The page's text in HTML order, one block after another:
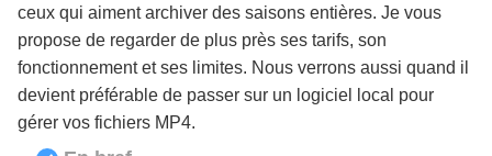
Questions fréquentes
Conclusion et recommandation
ceux qui aiment archiver des saisons entières. Je vous
propose de regarder de plus près ses tarifs, son
fonctionnement et ses limites. Nous verrons aussi quand il
devient préférable de passer sur un logiciel local pour
gérer vos fichiers MP4.